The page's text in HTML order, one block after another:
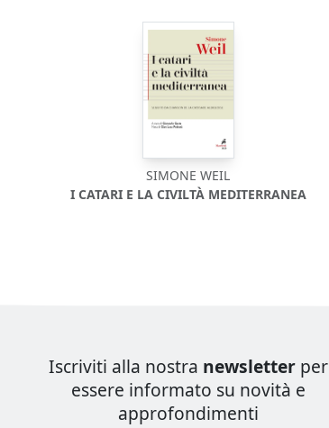
SIMONE WEIL
I CATARI E LA CIVILTÀ MEDITERRANEA
Iscriviti alla nostra newsletter per
essere informato su novità e
approfondimenti